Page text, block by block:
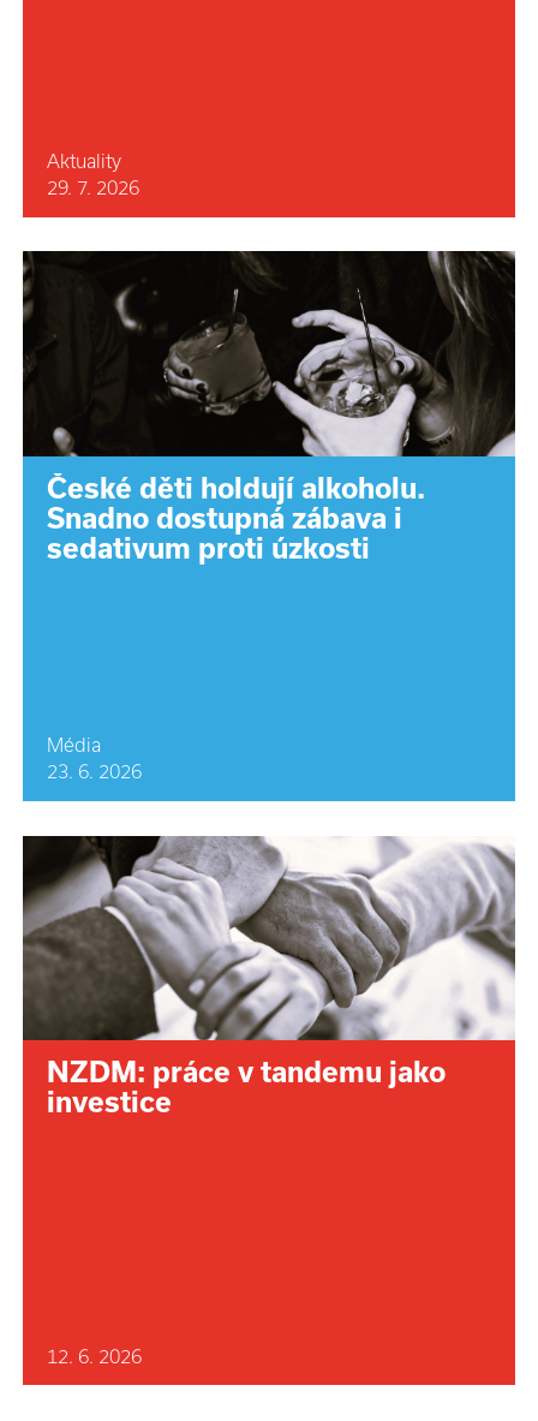
Aktuality
29. 7. 2026
České děti holdují alkoholu.
Snadno dostupná zábava i
sedativum proti úzkosti
Média
23. 6. 2026
NZDM: práce v tandemu jako
investice
12. 6. 2026